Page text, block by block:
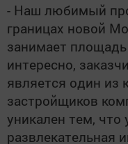
- Наш любимый
границах новой
занимает
интересно,
является один из
застройщиков
уникален тем, что
развлекательная